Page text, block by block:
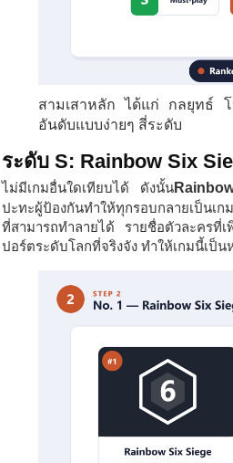
สามเสาหลัก ได้แก่ กลยุทธ์
อันดับแบบง่ายๆ สี่ระดับ
ระดับ S: Rainbow Six
ไม่มีเกมอื่นใดเทียบได้ ดังนั้น
ปะทะผู้ป้องกันทำให้ทุกรอบกลายเป็นเ
ที่สามารถทำลายได้ รายชื่อตัวละครที่
ปอร์ตระดับโลกที่จริงจัง ทำให้เกมนี้เป็